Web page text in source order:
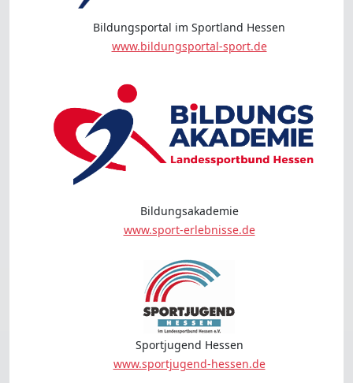
Bildungsportal im Sportland Hessen
www.bildungsportal-sport.de
Bildungsakademie
www.sport-erlebnisse.de
Sportjugend Hessen
www.sportjugend-hessen.de